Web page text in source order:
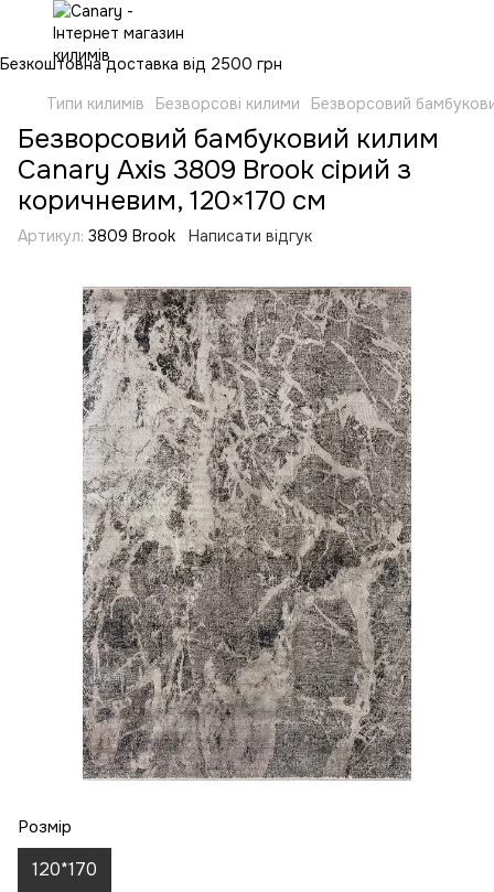
Безкоштовна доставка від 2500 грн
Типи килимів
Безворсові килими Безворсовий
Безворсовий бамбуковий килим
Canary Axis 3809 Brook сірий з
коричневим, 120×170 см
Артикул: 3809 Brook Написати відгук
Розмір
120*170